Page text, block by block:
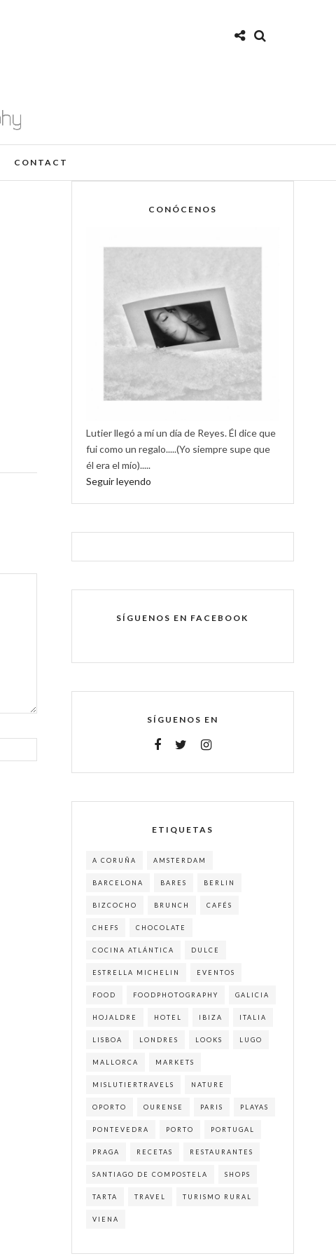
CONTACT
CONÓCENOS
Lutier llegó a mí un día de Reyes. Él dice que
fui como un regalo.....(Yo siempre supe que
él era el mío).....
Seguir leyendo
SÍGUENOS EN FACEBOOK
SÍGUENOS EN
ETIQUETAS
A CORUÑA AMSTERDAM
BARCELONA BARES BERLIN
BIZCOCHO BRUNCH CAFÉS
CHEFS CHOCOLATE
COCINA ATLÁNTICA DULCE
ESTRELLA MICHELIN EVENTOS
FOOD FOODPHOTOGRAPHY GALICIA
HOJALDRE HOTEL IBIZA ITALIA
LISBOA LONDRES LOOKS LUGO
MALLORCA MARKETS
MISLUTIERTRAVELS NATURE
OPORTO OURENSE PARIS PLAYAS
PONTEVEDRA PORTO PORTUGAL
PRAGA RECETAS RESTAURANTES
SANTIAGO DE COMPOSTELA SHOPS
TARTA TRAVEL TURISMO RURAL
VIENA